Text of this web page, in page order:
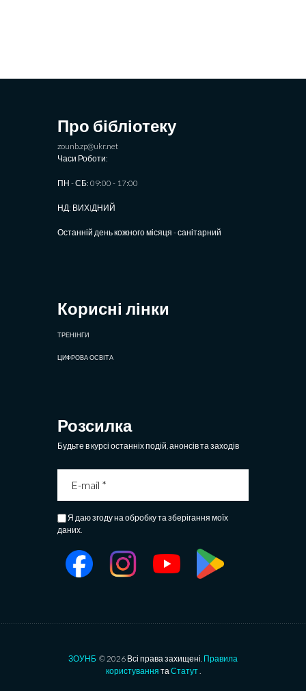
Про бібліотеку
zounb.zp@ukr.net
Часи Роботи:
ПН - СБ: 09:00 - 17:00
НД: ВИХIДНИЙ
Останній день кожного місяця - санітарний
Корисні лінки
ТРЕНІНГИ
ЦИФРОВА ОСВІТА
Розсилка
Будьте в курсі останніх подій, анонсів та заходів
Я даю згоду на обробку та зберігання моїх
даних.
ЗОУНБ © 2026 Всі права захищені. Правила
користування таСтатут.